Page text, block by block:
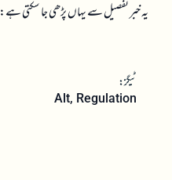
یہ خبر تفصیل سے یہاں پڑھی جا سکتی ہے:
ٹیگز:
Alt, Regulation